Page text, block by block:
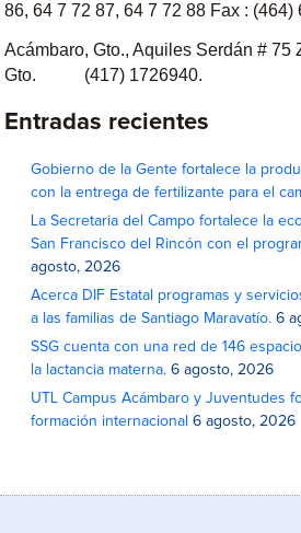
86, 64 7 72 87, 64 7 72 88 Fax : (464)
Acámbaro, Gto., Aquiles Serdán # 75
Gto. (417) 1726940.
Entradas recientes
Gobierno de la Gente fortalece la
con la entrega de fertilizante para el
La Secretaria del Campo fortalece la
San Francisco del Rincón con el
agosto, 2026
Acerca DIF Estatal programas y
a las familias de Santiago Maravatío. 6
SSG cuenta con una red de 146
la lactancia materna. 6 agosto, 2026
UTL Campus Acámbaro y Juventudes
formación internacional 6 agosto, 2026